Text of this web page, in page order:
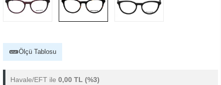
Ölçü Tablosu
Havale/EFT ile 0,00 TL (%3)